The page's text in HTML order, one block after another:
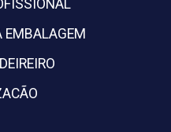
EMBALAGEM